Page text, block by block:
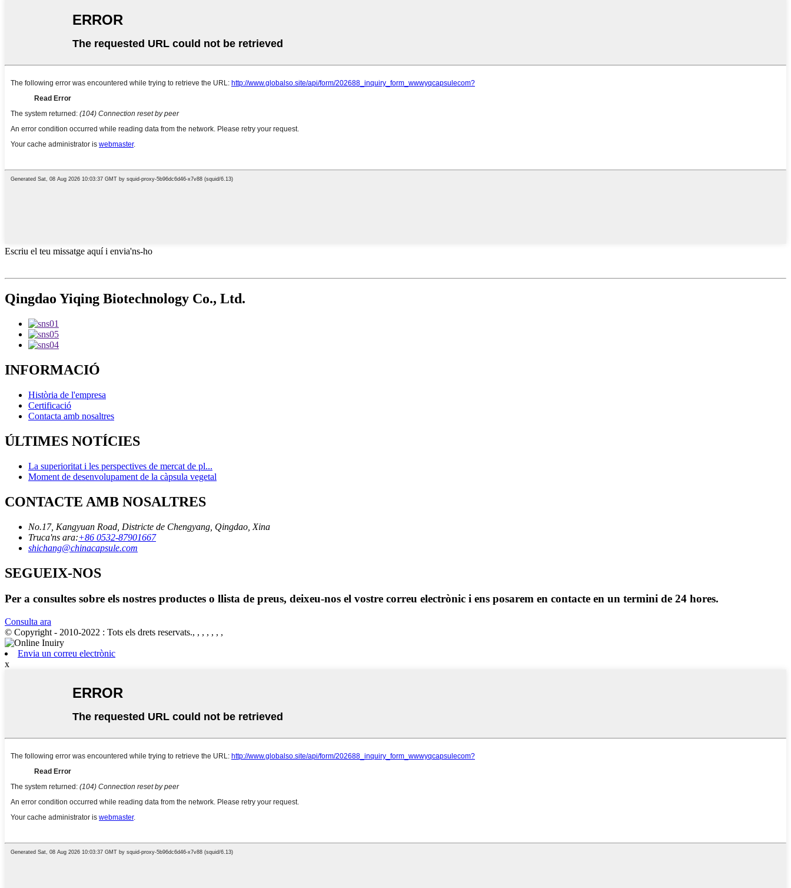
Escriu el teu missatge aquí i envia'ns-ho
Qingdao Yiqing Biotechnology Co., Ltd.
INFORMACIÓ
Història de l'empresa
Certificació
Contacta amb nosaltres
ÚLTIMES NOTÍCIES
La superioritat i les perspectives de mercat de pl...
Moment de desenvolupament de la càpsula vegetal
CONTACTE AMB NOSALTRES
No.17, Kangyuan Road, Districte de Chengyang, Qingdao, Xina
Truca'ns ara:+86 0532-87901667
shichang@chinacapsule.com
SEGUEIX-NOS
Per a consultes sobre els nostres productes o llista de preus, deixeu-nos el vostre correu electrònic i ens posarem en contacte en un termini de 24 hores.
Consulta ara
© Copyright - 2010-2022 : Tots els drets reservats., , , , , , ,
Envia un correu electrònic
x